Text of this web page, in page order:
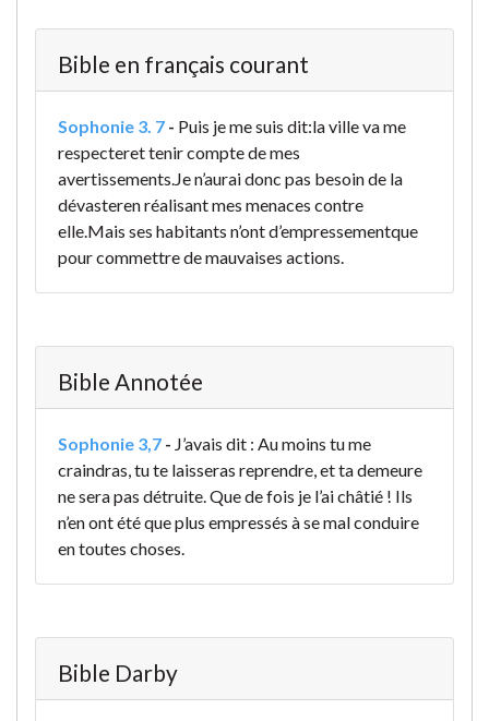
Bible en français courant
Sophonie 3. 7 - Puis je me suis dit:la ville va me
respecteret tenir compte de mes
avertissements.Je n’aurai donc pas besoin de la
dévasteren réalisant mes menaces contre
elle.Mais ses habitants n’ont d’empressementque
pour commettre de mauvaises actions.
Bible Annotée
Sophonie 3,7 - J’avais dit : Au moins tu me
craindras, tu te laisseras reprendre, et ta demeure
ne sera pas détruite. Que de fois je l’ai châtié ! Ils
n’en ont été que plus empressés à se mal conduire
en toutes choses.
Bible Darby